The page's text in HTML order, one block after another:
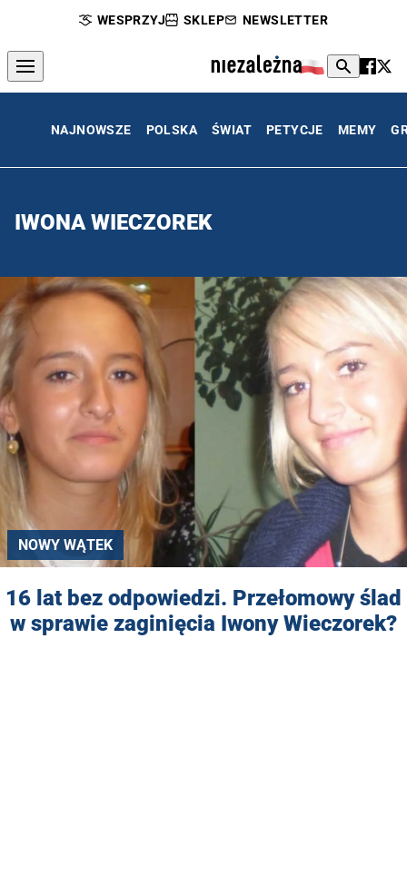
WESPRZYJ SKLEP NEWSLETTER
NAJNOWSZE POLSKA ŚWIAT PETYCJE MEMY
IWONA WIECZOREK
NOWY WĄTEK
16 lat bez odpowiedzi. Przełomowy ślad
w sprawie zaginięcia Iwony Wieczorek?